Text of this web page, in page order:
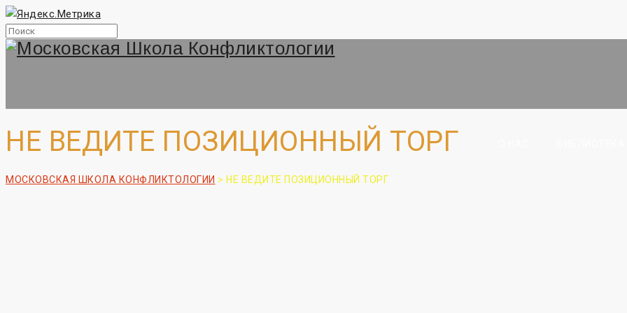
НЕ ВЕДИТЕ ПОЗИЦИОННЫЙ ТОРГ
МОСКОВСКАЯ ШКОЛА КОНФЛИКТОЛОГИИ > НЕ ВЕДИТЕ ПОЗИЦИОННЫЙ ТОРГ